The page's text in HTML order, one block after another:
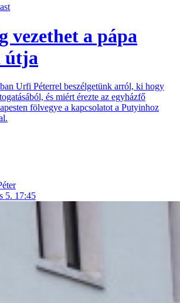
vezethet a pápa
útja
Urfi Péterrel beszélgetünk arról, ki hogy
és miért érezte az egyházfő
fölvegye a kapcsolatot a Putyinhoz
5. 17:45